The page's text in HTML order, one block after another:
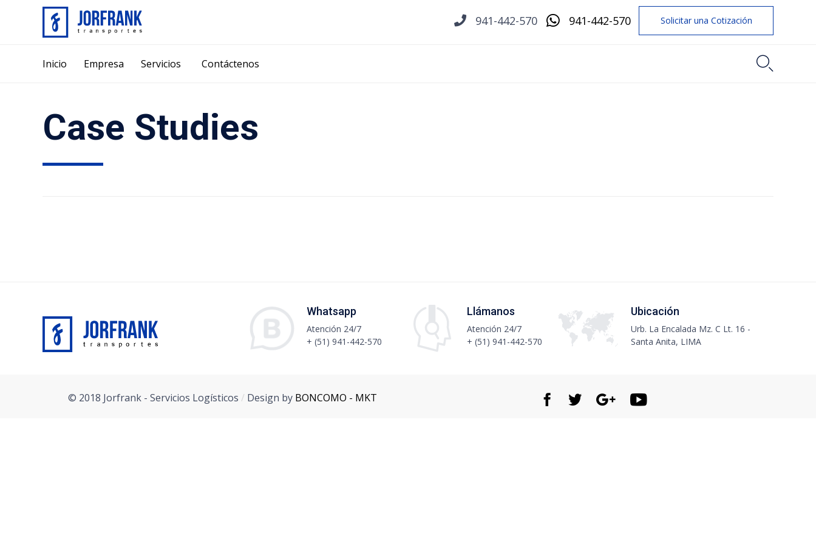
941-442-570 941-442-570 Solicitar una Cotización
Inicio Empresa Servicios Contáctenos 
Case Studies
Whatsapp
Atención 24/7
+ (51) 941-442-570
Llámanos
Atención 24/7
+ (51) 941-442-570
Ubicación
Urb. La Encalada Mz. C Lt. 16 -
Santa Anita, LIMA
© 2018 Jorfrank - Servicios Logísticos / Design by BONCOMO - MKT